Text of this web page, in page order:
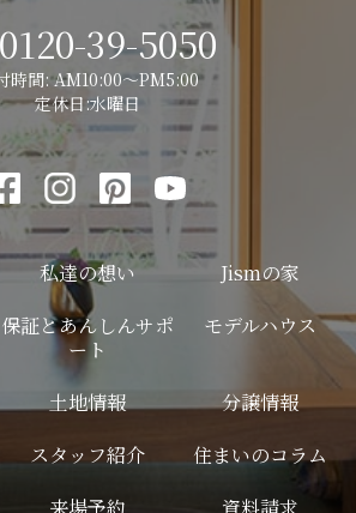
0120-39-5050
時間: AM10:00～PM5:00
定休日:水曜日
私達の想い
Jismの家
保証とあんしんサポ
ート
モデルハウス
土地情報
分譲情報
スタッフ紹介
住まいのコラム
来場予約 資料請求